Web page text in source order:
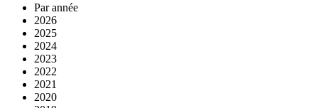
Par année
2026
2025
2024
2023
2022
2021
2020